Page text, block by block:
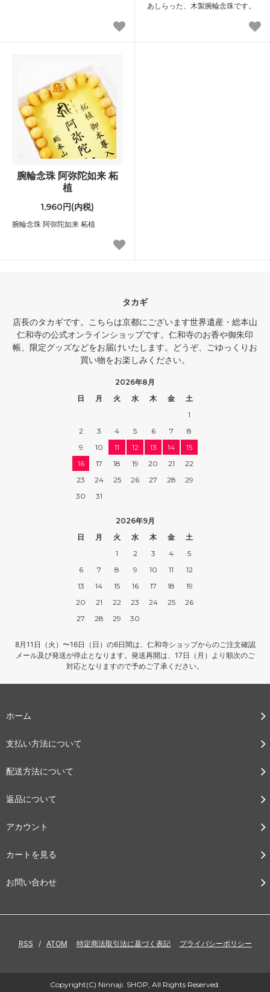
あしらった、木製腕輪念珠です。
腕輪念珠 阿弥陀如来 柘
植
1,960円(内税)
腕輪念珠 阿弥陀如来 柘植
タカギ
店長のタカギです。こちらは京都にございます世界遺産・総本山
仁和寺の公式オンラインショップです。仁和寺のお香や御朱印
帳、限定グッズなどをお届けいたします。どうぞ、ごゆっくりお
買い物をお楽しみください。
2026年8月
日
月 火 水 木 金
土
1
2
3 4 5 6 7
8
9
10 11 12 13 14
15
16
17 18 19 20 21
22
23
24 25 26 27 28
29
30
31
2026年9月
日
月 火 水 木 金
土
1
2 3 4
5
6
7 8 9 10 11
12
13
14 15 16 17 18
19
20
21 22 23 24 25
26
27
28 29 30
8月11日（火）〜16日（日）の6日間は、仁和寺ショップからのご注文確認
メール及び発送が停止となります。発送再開は、17日（月）より順次のご
対応となりますので予めご了承ください。
ホーム
支払い方法について
配送方法について
返品について
アカウント
カートを見る
お問い合わせ
RSS / ATOM 特定商法取引法に基づく表記 プライバシーポリシー
Copyright(C) Ninnaji. SHOP, All Rights Reserved.